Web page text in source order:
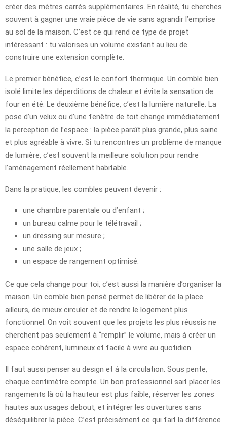
créer des mètres carrés supplémentaires. En réalité, tu cherches
souvent à gagner une vraie pièce de vie sans agrandir l’emprise
au sol de la maison. C’est ce qui rend ce type de projet
intéressant : tu valorises un volume existant au lieu de
construire une extension complète.
Le premier bénéfice, c’est le confort thermique. Un comble bien
isolé limite les déperditions de chaleur et évite la sensation de
four en été. Le deuxième bénéfice, c’est la lumière naturelle. La
pose d’un velux ou d’une fenêtre de toit change immédiatement
la perception de l’espace : la pièce paraît plus grande, plus saine
et plus agréable à vivre. Si tu rencontres un problème de manque
de lumière, c’est souvent la meilleure solution pour rendre
l’aménagement réellement habitable.
Dans la pratique, les combles peuvent devenir :
une chambre parentale ou d’enfant ;
un bureau calme pour le télétravail ;
un dressing sur mesure ;
une salle de jeux ;
un espace de rangement optimisé.
Ce que cela change pour toi, c’est aussi la manière d’organiser la
maison. Un comble bien pensé permet de libérer de la place
ailleurs, de mieux circuler et de rendre le logement plus
fonctionnel. On voit souvent que les projets les plus réussis ne
cherchent pas seulement à “remplir” le volume, mais à créer un
espace cohérent, lumineux et facile à vivre au quotidien.
Il faut aussi penser au design et à la circulation. Sous pente,
chaque centimètre compte. Un bon professionnel sait placer les
rangements là où la hauteur est plus faible, réserver les zones
hautes aux usages debout, et intégrer les ouvertures sans
déséquilibrer la pièce. C’est précisément ce qui fait la différence